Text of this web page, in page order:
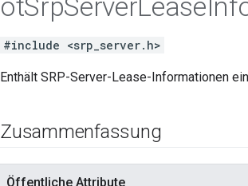
otSrpServerLease
#include <srp_server.h>
Enthält SRP-Server-Lease-Informationen
Zusammenfassung
Öffentliche Attribute